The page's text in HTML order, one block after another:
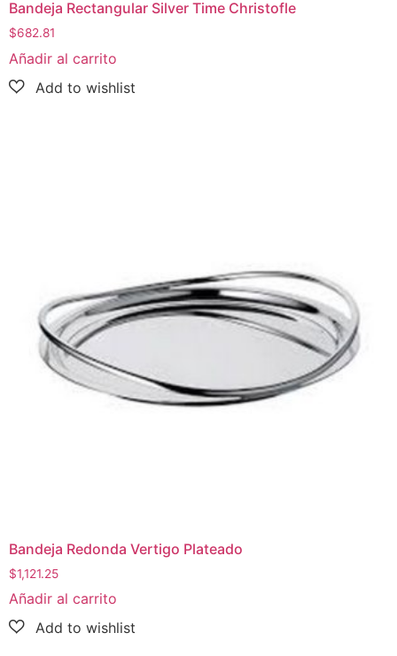
Bandeja Rectangular Silver Time Christofle
$682.81
Añadir al carrito
Bandeja Redonda Vertigo Plateado
$1,121.25
Añadir al carrito